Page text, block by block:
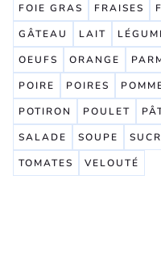
FOIE GRAS
FRAISES
GÂTEAU
LAIT
OEUFS
ORANGE
POIRE
POIRES
POTIRON
POULET
SALADE
SOUPE
TOMATES
VELOUTÉ